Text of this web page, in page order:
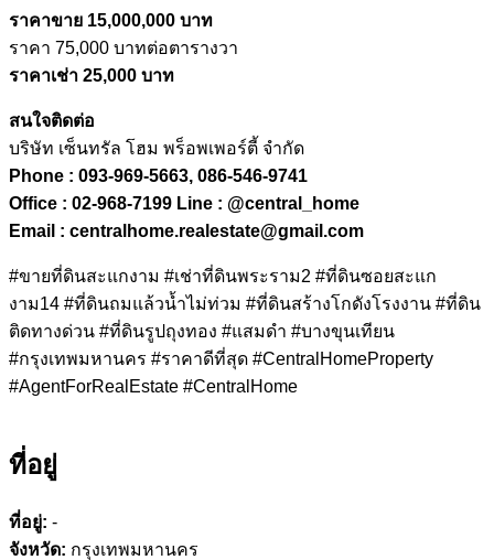
ราคาขาย 15,000,000 บาท
ราคา 75,000 บาทต่อตารางวา
ราคาเช่า 25,000 บาท
​​​​​​​สนใจติดต่อ
บริษัท เซ็นทรัล โฮม พร็อพเพอร์ตี้ จำกัด
Phone : 093-969-5663, 086-546-9741
Office : 02-968-7199 Line : @central_home
​​​​​​​Email : centralhome.realestate@gmail.com
#ขายที่ดินสะแกงาม #เช่าที่ดินพระราม2 #ที่ดินซอยสะแก
งาม14 #ที่ดินถมแล้วน้ำไม่ท่วม #ที่ดินสร้างโกดังโรงงาน #ที่ดิน
ติดทางด่วน #ที่ดินรูปถุงทอง #แสมดำ #บางขุนเทียน
#กรุงเทพมหานคร #ราคาดีที่สุด #CentralHomeProperty
#AgentForRealEstate #CentralHome
ที่อยู่
ที่อยู่: -
จังหวัด: กรุงเทพมหานคร